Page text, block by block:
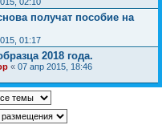
получат пособие на
01:17
2018 года.
« 07 апр 2015, 18:46